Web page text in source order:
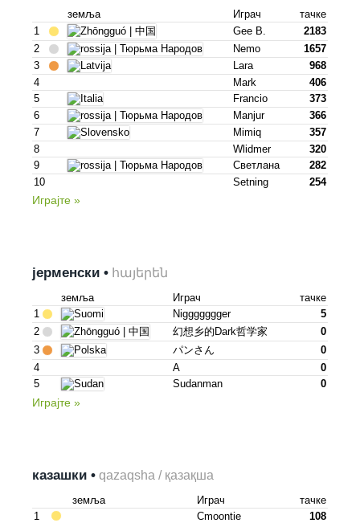
земља Играч
тачке
1
Gee B.
2183
2
Nemo
1657
3
Lara
968
4
Mark
406
5
Francio
373
6
Manjur
366
7
Mimiq
357
8
Wlidmer
320
9
Светлана
282
10
Setning 254
Играјте »
јерменски • հայերեն
земља Играч
тачке
1
Niggggggger
5
2
幻想乡的dark哲学家
0
3
パンさん
0
4
A
0
5
Sudanman 0
Играјте »
казашки • qazaqsha / қазақша
земља Играч
тачке
1
Cmoontie
108